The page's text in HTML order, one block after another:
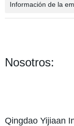
Información de la
Nosotros:
Qingdao Yijiaan